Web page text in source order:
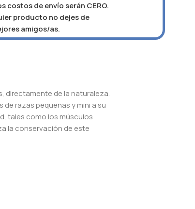
costos de envío serán CERO.
producto no dejes de
amigos/as.
directamente de la naturaleza.
razas pequeñas y mini a su
tales como los músculos
la conservación de este